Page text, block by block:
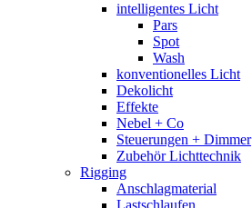
intelligentes Licht
Pars
Spot
Wash
konventionelles Licht
Dekolicht
Effekte
Nebel + Co
Steuerungen + Dimmer
Zubehör Lichttechnik
Rigging
Anschlagmaterial
Lastschlaufen